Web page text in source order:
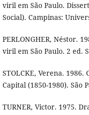
viril em São Paulo.
Social). Campinas:
PERLONGHER, Néstor.
viril em São Paulo. 2 ed.
STOLCKE, Verena.
Capital (1850-1980). São
TURNER, Victor. 1975.